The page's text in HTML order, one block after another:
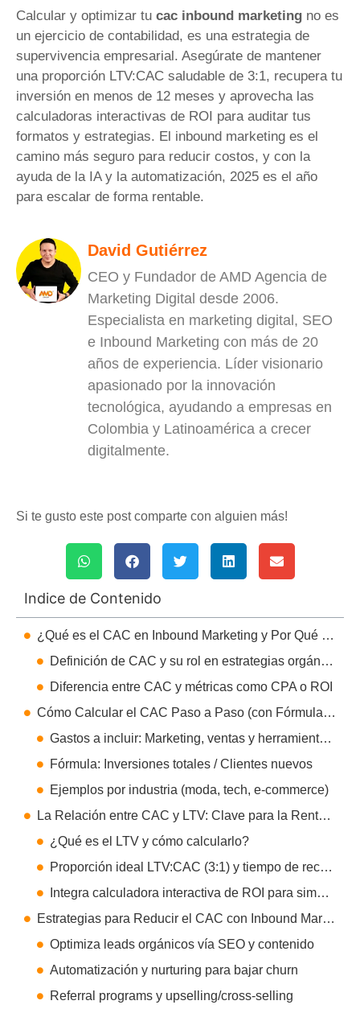
Calcular y optimizar tu cac inbound marketing no es
un ejercicio de contabilidad, es una estrategia de
supervivencia empresarial. Asegúrate de mantener
una proporción LTV:CAC saludable de 3:1, recupera tu
inversión en menos de 12 meses y aprovecha las
calculadoras interactivas de ROI para auditar tus
formatos y estrategias. El inbound marketing es el
camino más seguro para reducir costos, y con la
ayuda de la IA y la automatización, 2025 es el año
para escalar de forma rentable.
David Gutiérrez
CEO y Fundador de AMD Agencia de
Marketing Digital desde 2006.
Especialista en marketing digital, SEO
e Inbound Marketing con más de 20
años de experiencia. Líder visionario
apasionado por la innovación
tecnológica, ayudando a empresas en
Colombia y Latinoamérica a crecer
digitalmente.
Si te gusto este post comparte con alguien más!
Indice de Contenido
¿Qué es el CAC en Inbound Marketing y Por Qué Importa?
Definición de CAC y su rol en estrategias orgánicas
Diferencia entre CAC y métricas como CPA o ROI
Cómo Calcular el CAC Paso a Paso (con Fórmula y Ejemplos)
Gastos a incluir: Marketing, ventas y herramientas inbound
Fórmula: Inversiones totales / Clientes nuevos
Ejemplos por industria (moda, tech, e-commerce)
La Relación entre CAC y LTV: Clave para la Rentabilidad Inbound
¿Qué es el LTV y cómo calcularlo?
Proporción ideal LTV:CAC (3:1) y tiempo de recuperación
Integra calculadora interactiva de ROI para simular escenarios inbound
Estrategias para Reducir el CAC con Inbound Marketing
Optimiza leads orgánicos vía SEO y contenido
Automatización y nurturing para bajar churn
Referral programs y upselling/cross-selling